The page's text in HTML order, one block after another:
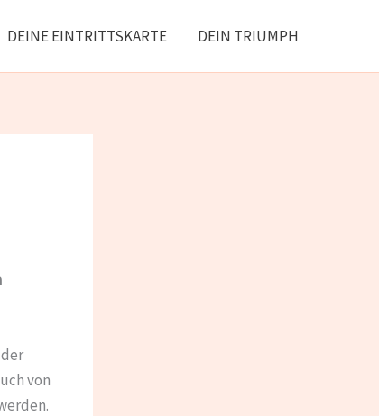
DEINE EINTRITTSKARTE DEIN TRIUMPH
von